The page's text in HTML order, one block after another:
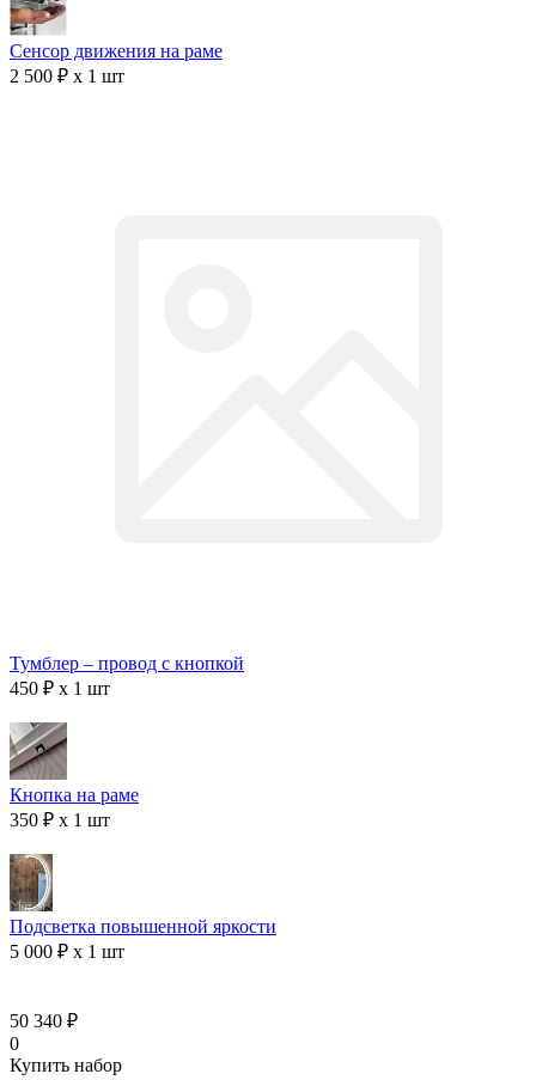
Сенсор движения на раме
2 500 ₽ x 1 шт
Тумблер – провод с кнопкой
450 ₽ x 1 шт
Кнопка на раме
350 ₽ x 1 шт
Подсветка повышенной яркости
5 000 ₽ x 1 шт
50 340 ₽
0
Купить набор